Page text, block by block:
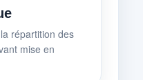
répartition des
mise en